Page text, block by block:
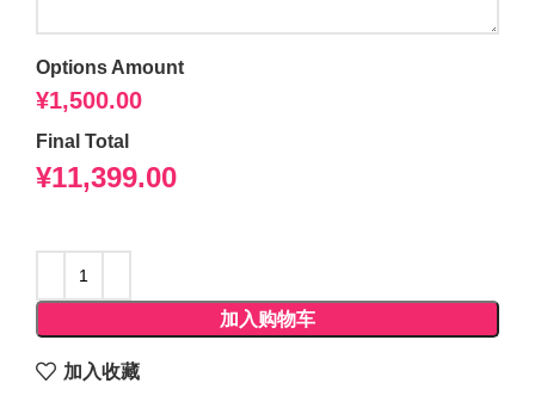
Options Amount
¥1,500.00
Final Total
¥11,399.00
加入购物车
加入收藏